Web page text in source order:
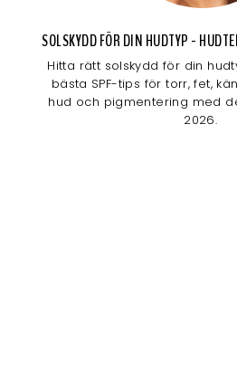
SOLSKYDD FÖR DIN HUDTYP -
Hitta rätt solskydd för din
bästa SPF-tips för torr, fet,
hud och pigmentering med
2026.